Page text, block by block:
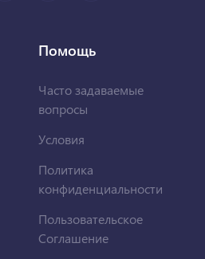
Помощь
Часто задаваемые
вопросы
Условия
Политика
конфиденциальности
Пользовательское
Соглашение